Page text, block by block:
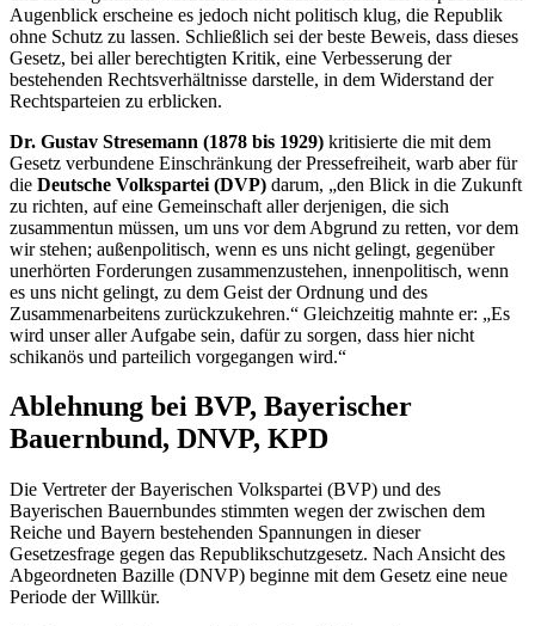
Augenblick erscheine es jedoch nicht politisch klug, die Republik
ohne Schutz zu lassen. Schließlich sei der beste Beweis, dass dieses
Gesetz, bei aller berechtigten Kritik, eine Verbesserung der
bestehenden Rechtsverhältnisse darstelle, in dem Widerstand der
Rechtsparteien zu erblicken.
Dr. Gustav Stresemann (1878 bis 1929) kritisierte die mit dem
Gesetz verbundene Einschränkung der Pressefreiheit, warb aber für
die Deutsche Volkspartei (DVP) darum, „den Blick in die Zukunft
zu richten, auf eine Gemeinschaft aller derjenigen, die sich
zusammentun müssen, um uns vor dem Abgrund zu retten, vor dem
wir stehen; außenpolitisch, wenn es uns nicht gelingt, gegenüber
unerhörten Forderungen zusammenzustehen, innenpolitisch, wenn
es uns nicht gelingt, zu dem Geist der Ordnung und des
Zusammenarbeitens zurückzukehren.“ Gleichzeitig mahnte er: „Es
wird unser aller Aufgabe sein, dafür zu sorgen, dass hier nicht
schikanös und parteilich vorgegangen wird.“
Ablehnung bei BVP, Bayerischer
Bauernbund, DNVP, KPD
Die Vertreter der Bayerischen Volkspartei (BVP) und des
Bayerischen Bauernbundes stimmten wegen der zwischen dem
Reiche und Bayern bestehenden Spannungen in dieser
Gesetzesfrage gegen das Republikschutzgesetz. Nach Ansicht des
Abgeordneten Bazille (DNVP) beginne mit dem Gesetz eine neue
Periode der Willkür.